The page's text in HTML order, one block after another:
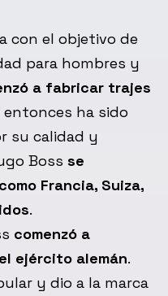
con el objetivo de
para hombres y
a fabricar trajes
entonces ha sido
su calidad y
Boss se
Francia, Suiza,
.
comenzó a
ejército alemán.
y dio a la marca